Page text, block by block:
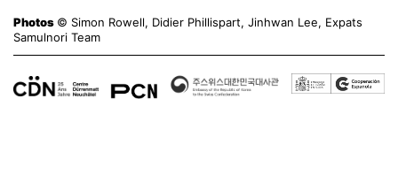
Photos © Simon Rowell, Didier Phillispart, Jinhwan Lee, Expats
Samulnori Team